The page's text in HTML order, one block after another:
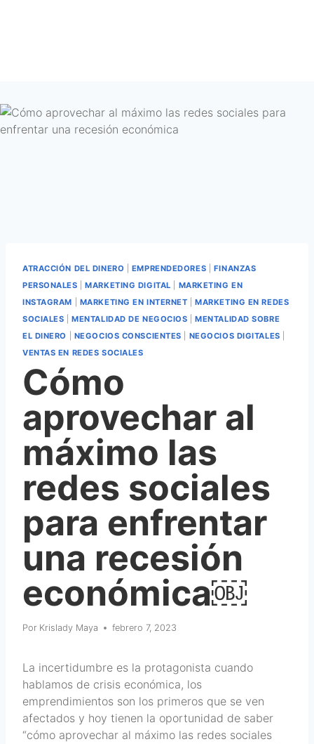
ATRACCIÓN DEL DINERO EMPRENDEDORES
FINANZAS
PERSONALES |MARKETING DIGITAL
MARKETING EN
INSTAGRAM
MARKETING EN INTERNET |MARKETING EN REDES
SOCIALES |MENTALIDAD DE NEGOCIOS |MENTALIDAD SOBRE
EL DINERO
NEGOCIOS CONSCIENTES NEGOCIOS DIGITALES
VENTAS EN REDES SOCIALES
Cómo
aprovechar al
máximo las
redes sociales
para enfrentar
una recesión
económica￼
Por Krislady Maya febrero 7, 2023
La incertidumbre es la protagonista cuando
hablamos de crisis económica, los
emprendimientos son los primeros que se ven
afectados y hoy tienen la oportunidad de saber
“cómo aprovechar al máximo las redes sociales